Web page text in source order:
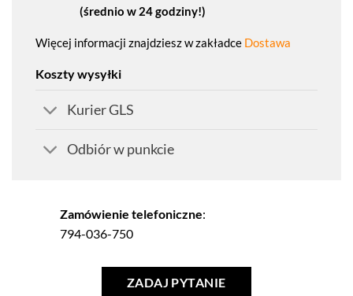
(średnio w 24 godziny!)
Więcej informacji znajdziesz w zakładce Dostawa
Koszty wysyłki
Kurier GLS
Odbiór w punkcie
Zamówienie telefoniczne:
794-036-750
ZADAJ PYTANIE